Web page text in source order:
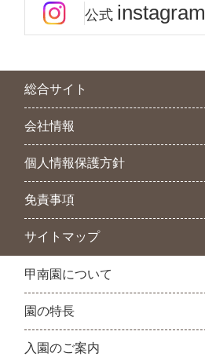
公式 instagram
総合サイト
会社情報
個人情報保護方針
免責事項
サイトマップ
甲南園について
園の特長
入園のご案内